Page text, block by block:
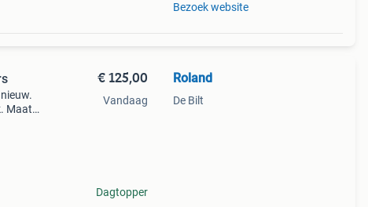
Bezoek website
Maat
€ 125,00
Vandaag
Dagtopper
Roland
De Bilt